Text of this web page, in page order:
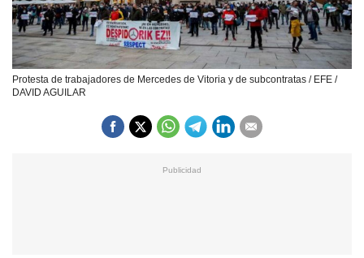
Protesta de trabajadores de Mercedes de Vitoria y de subcontratas / EFE /
DAVID AGUILAR